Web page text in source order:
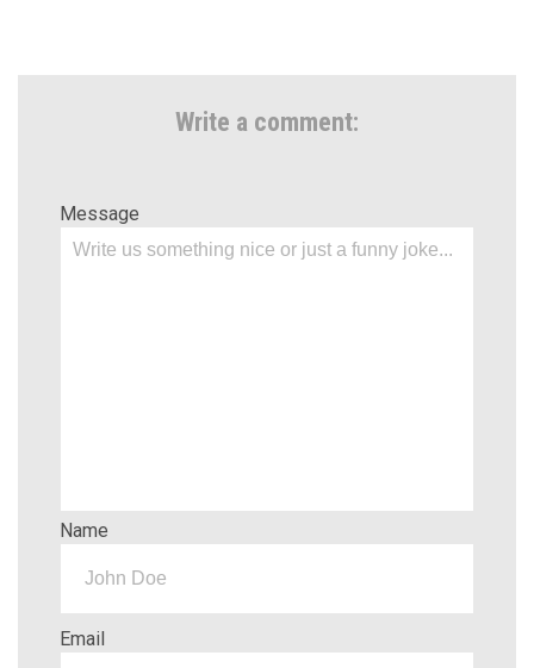
Write a comment:
Message
Name
Email